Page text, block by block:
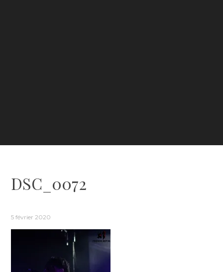
DSC_0072
5 février 2020